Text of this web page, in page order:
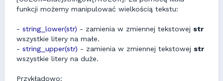
funkcji możemy manipulować wielkością tekstu:
- string_lower(str) - zamienia w zmiennej tekstowej str
wszystkie litery na małe.
- string_upper(str) - zamienia w zmiennej tekstowej str
wszystkie litery na duże.
Przykładowo: